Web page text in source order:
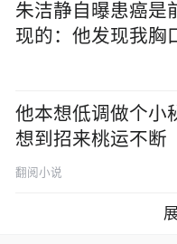
朱洁静自曝患癌是
现的：他发现我胸
他本想低调做个小
想到招来桃运不断
翻阅小说